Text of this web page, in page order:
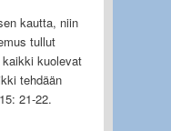
kautta, niin
tullut
kuolevat
tehdään
21-22.